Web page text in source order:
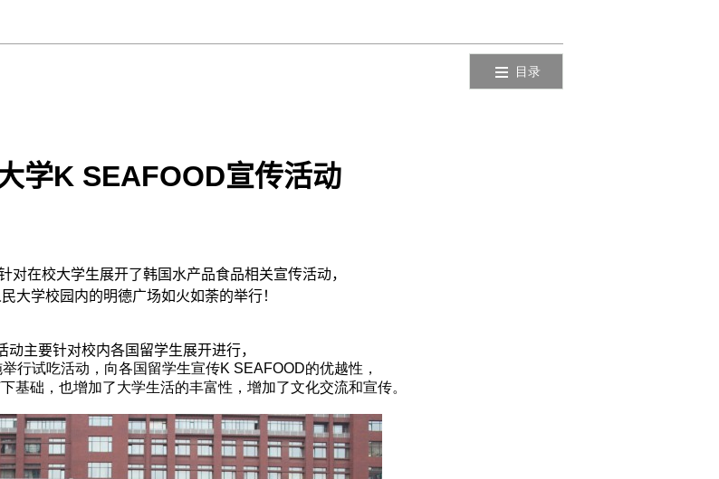
目录
学K SEAFOOD宣传活动
对在校大学生展开了韩国水产品食品相关宣传活动，
大学校园内的明德广场如火如荼的举行！
动主要针对校内各国留学生展开进行，
行试吃活动，向各国留学生宣传K SEAFOOD的优越性，
基础，也增加了大学生活的丰富性，增加了文化交流和宣传。